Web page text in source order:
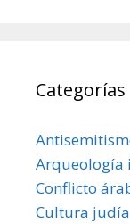
Categorías
Arqueología
Conflicto
Cultura judía